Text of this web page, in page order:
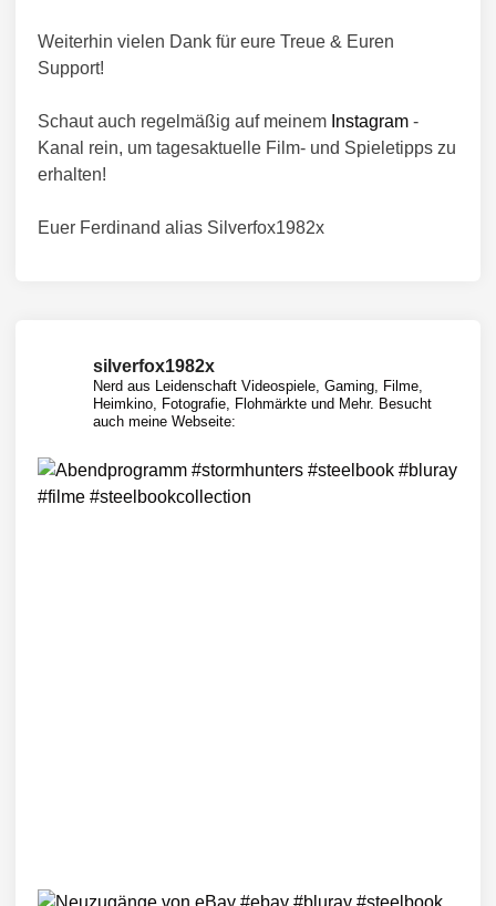
Weiterhin vielen Dank für eure Treue & Euren
Support!
Schaut auch regelmäßig auf meinem Instagram -
Kanal rein, um tagesaktuelle Film- und Spieletipps zu
erhalten!
Euer Ferdinand alias Silverfox1982x
silverfox1982x
Nerd aus Leidenschaft Videospiele, Gaming, Filme,
Heimkino, Fotografie, Flohmärkte und Mehr. Besucht
auch meine Webseite: